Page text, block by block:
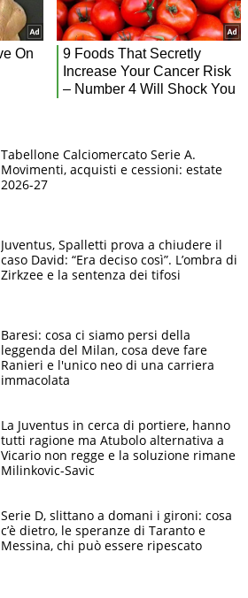
Tabellone Calciomercato Serie A.
Movimenti, acquisti e cessioni: estate
2026-27
Juventus, Spalletti prova a chiudere il
caso David: “Era deciso così”. L’ombra di
Zirkzee e la sentenza dei tifosi
Baresi: cosa ci siamo persi della
leggenda del Milan, cosa deve fare
Ranieri e l'unico neo di una carriera
immacolata
La Juventus in cerca di portiere, hanno
tutti ragione ma Atubolo alternativa a
Vicario non regge e la soluzione rimane
Milinkovic-Savic
Serie D, slittano a domani i gironi: cosa
c’è dietro, le speranze di Taranto e
Messina, chi può essere ripescato